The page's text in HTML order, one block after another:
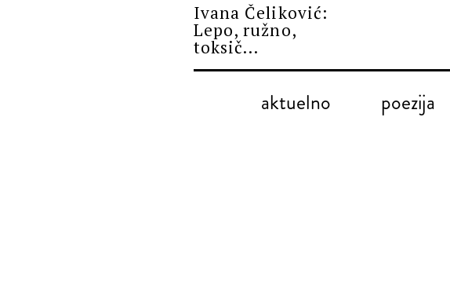
Ivana Čeliković:
Lepo, ružno,
toksič...
aktuelno poezija